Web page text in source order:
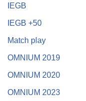
IEGB
IEGB +50
Match play
OMNIUM 2019
OMNIUM 2020
OMNIUM 2023